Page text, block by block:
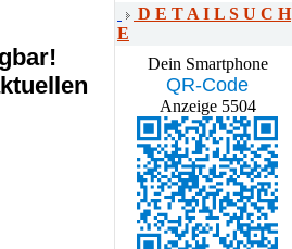
D E T A I L S U C H
E
Dein Smartphone
QR-Code
Anzeige 5504